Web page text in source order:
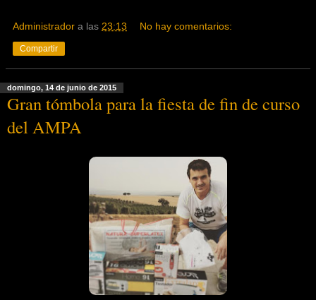
Administrador a las 23:13 No hay comentarios:
Compartir
domingo, 14 de junio de 2015
Gran tómbola para la fiesta de fin de curso
del AMPA